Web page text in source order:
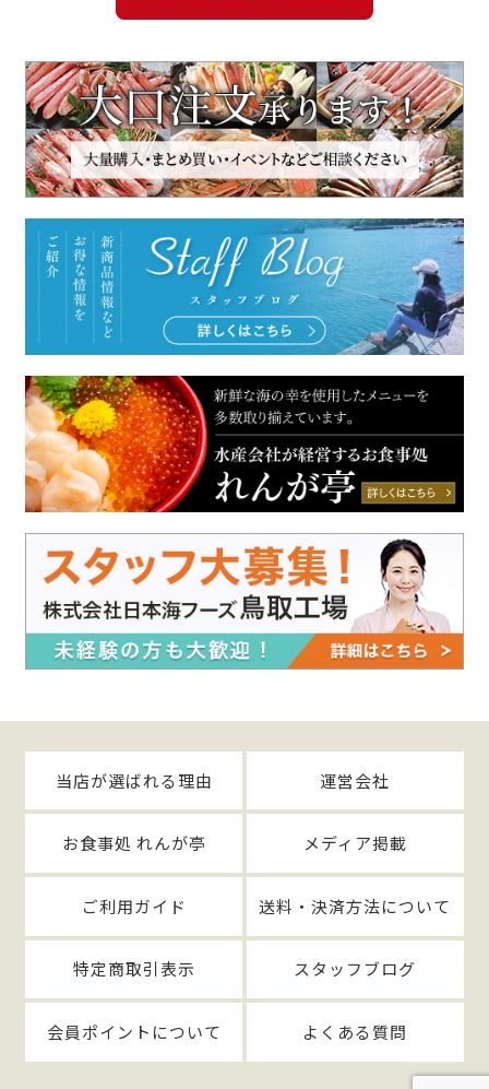
当店が選ばれる理由 運営会社
お食事処 れんが亭 メディア掲載
ご利用ガイド 送料・決済方法について
特定商取引表示 スタッフブログ
会員ポイントについて よくある質問